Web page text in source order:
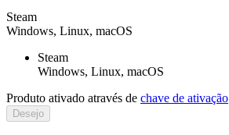
Steam
Windows, Linux, macOS
Steam
Windows, Linux, macOS
Produto ativado através de chave de ativação
Desejo